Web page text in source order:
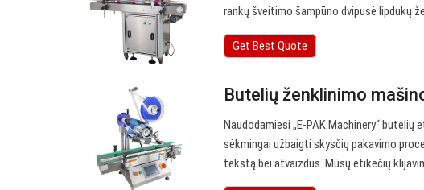
rankų šveitimo šampūno dvipusė lipdukų
Get Best Quote
Butelių ženklinimo
Naudodamiesi „E-PAK Machinery“
sėkmingai užbaigti skysčių pakavimo
tekstą bei atvaizdus. Mūsų etikečių